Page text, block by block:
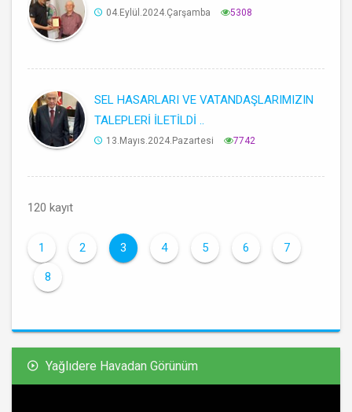
04.Eylül.2024.Çarşamba 5308
SEL HASARLARI VE VATANDAŞLARIMIZIN
TALEPLERİ İLETİLDİ ..
13.Mayıs.2024.Pazartesi 7742
120 kayıt
1 2 3 4 5 6 7
8
Yağlıdere Havadan Görünüm